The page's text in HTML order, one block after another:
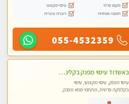
מקום פרטי
עיסוי מקצועי
תמונה אמיתית
דוברת עיברית
055-4532359
באשדוד עיסוי מפנק בקליניקה פרטית שירות vip לרציניים בלבד! מומלץ!!
עיסוי מפנק, עיסוי מקצועי, עיסוי
בקלניקה פרטית, מתחמי ספא מפנק,